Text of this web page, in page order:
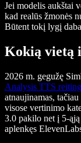
Jei modelis aukštai
kad realūs žmonės
Būtent tokį lygį
Kokią vietą
2026 m. gegužę
Analysis TTS
atnaujinamas,
visose vertinimo
3.0 pakilo net į 5-
aplenkęs